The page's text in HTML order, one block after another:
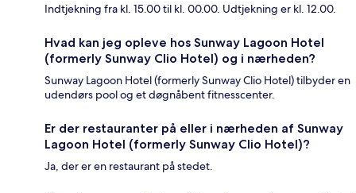
Indtjekning fra kl. 15.00 til kl. 00.00. Udtjekning er kl. 12.00.
Hvad kan jeg opleve hos Sunway Lagoon Hotel
(formerly Sunway Clio Hotel) og i nærheden?
Sunway Lagoon Hotel (formerly Sunway Clio Hotel) tilbyder en
udendørs pool og et døgnåbent fitnesscenter.
Er der restauranter på eller i nærheden af Sunway
Lagoon Hotel (formerly Sunway Clio Hotel)?
Ja, der er en restaurant på stedet.